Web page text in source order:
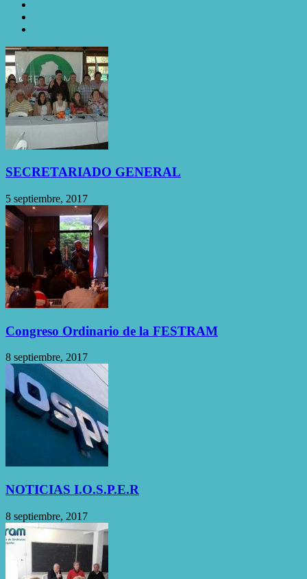
SECRETARIADO GENERAL
5 septiembre, 2017
Congreso Ordinario de la FESTRAM
8 septiembre, 2017
NOTICIAS I.O.S.P.E.R
8 septiembre, 2017